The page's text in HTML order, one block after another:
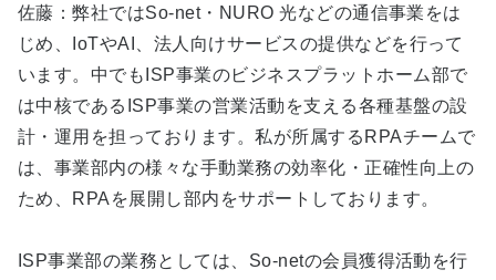
佐藤：弊社ではSo-net・NURO 光などの通信事業をは
じめ、IoTやAI、法人向けサービスの提供などを行って
います。中でもISP事業のビジネスプラットホーム部で
は中核であるISP事業の営業活動を支える各種基盤の設
計・運用を担っております。私が所属するRPAチームで
は、事業部内の様々な手動業務の効率化・正確性向上の
ため、RPAを展開し部内をサポートしております。
ISP事業部の業務としては、So-netの会員獲得活動を行